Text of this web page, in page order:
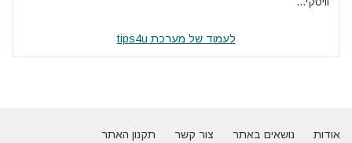
לעמוד של מערכת tips4u
אודות נושאים באתר צור קשר
תקנון האתר